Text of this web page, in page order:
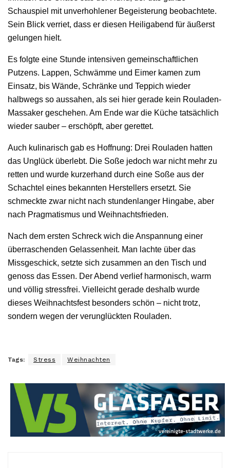
Schauspiel mit unverhohlener Begeisterung beobachtete.
Sein Blick verriet, dass er diesen Heiligabend für äußerst
gelungen hielt.
Es folgte eine Stunde intensiven gemeinschaftlichen
Putzens. Lappen, Schwämme und Eimer kamen zum
Einsatz, bis Wände, Schränke und Teppich wieder
halbwegs so aussahen, als sei hier gerade kein Rouladen-
Massaker geschehen. Am Ende war die Küche tatsächlich
wieder sauber – erschöpft, aber gerettet.
Auch kulinarisch gab es Hoffnung: Drei Rouladen hatten
das Unglück überlebt. Die Soße jedoch war nicht mehr zu
retten und wurde kurzerhand durch eine Soße aus der
Schachtel eines bekannten Herstellers ersetzt. Sie
schmeckte zwar nicht nach stundenlanger Hingabe, aber
nach Pragmatismus und Weihnachtsfrieden.
Nach dem ersten Schreck wich die Anspannung einer
überraschenden Gelassenheit. Man lachte über das
Missgeschick, setzte sich zusammen an den Tisch und
genoss das Essen. Der Abend verlief harmonisch, warm
und völlig stressfrei. Vielleicht gerade deshalb wurde
dieses Weihnachtsfest besonders schön – nicht trotz,
sondern wegen der verunglückten Rouladen.
Tags: Stress Weihnachten